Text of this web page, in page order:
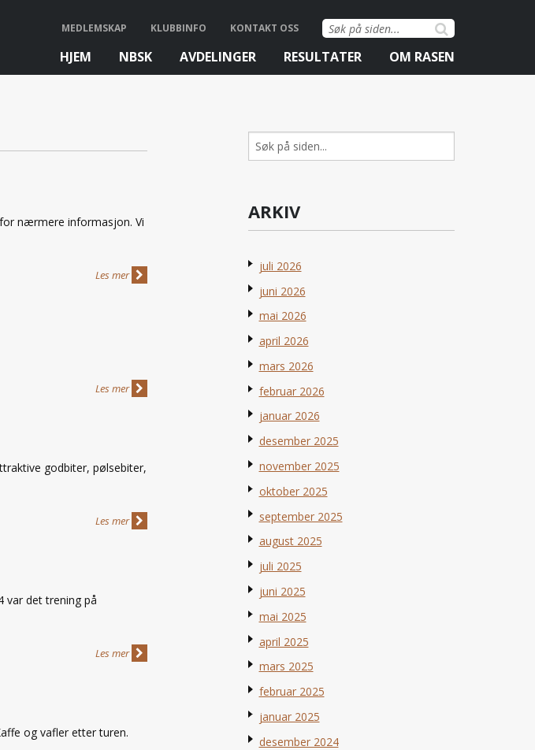
Søk
etter:
MEDLEMSKAP KLUBBINFO KONTAKT OSS
HJEM NBSK AVDELINGER RESULTATER OM RASEN
nærmere informasjon. Vi
Les mer
Les mer
godbiter, pølsebiter,
Les mer
var det trening på
Les mer
og vafler etter turen.
Søk
etter:
ARKIV
juli 2026
juni 2026
mai 2026
april 2026
mars 2026
februar 2026
januar 2026
desember 2025
november 2025
oktober 2025
september 2025
august 2025
juli 2025
juni 2025
mai 2025
april 2025
mars 2025
februar 2025
januar 2025
desember 2024